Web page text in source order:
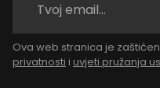
Ova web stranica je
privatnosti i uvjeti pružanja